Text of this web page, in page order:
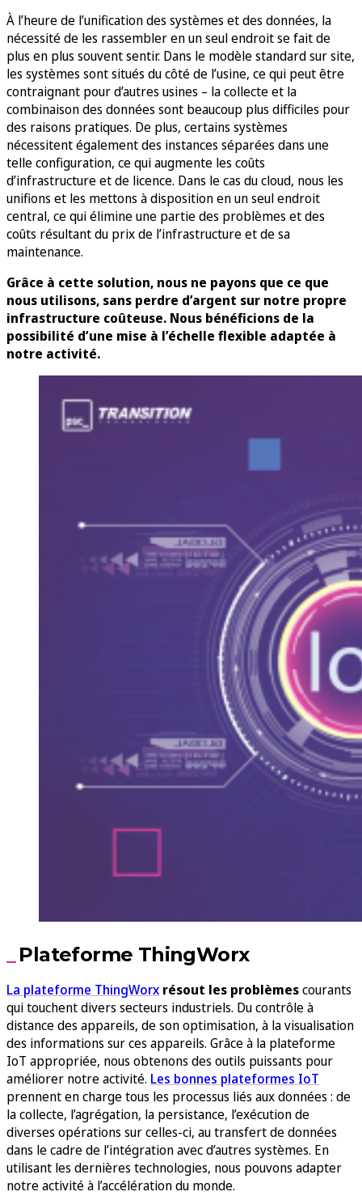
À l’heure de l’unification des systèmes et des données, la
nécessité de les rassembler en un seul endroit se fait de
plus en plus souvent sentir. Dans le modèle standard sur site,
les systèmes sont situés du côté de l’usine, ce qui peut être
contraignant pour d’autres usines – la collecte et la
combinaison des données sont beaucoup plus difficiles pour
des raisons pratiques. De plus, certains systèmes
nécessitent également des instances séparées dans une
telle configuration, ce qui augmente les coûts
d’infrastructure et de licence. Dans le cas du cloud, nous les
unifions et les mettons à disposition en un seul endroit
central, ce qui élimine une partie des problèmes et des
coûts résultant du prix de l’infrastructure et de sa
maintenance.
Grâce à cette solution, nous ne payons que ce que
nous utilisons, sans perdre d’argent sur notre propre
infrastructure coûteuse. Nous bénéficions de la
possibilité d’une mise à l’échelle flexible adaptée à
notre activité.
Plateforme ThingWorx
La plateforme ThingWorx résout les problèmescourants
qui touchent divers secteurs industriels. Du contrôle à
distance des appareils, de son optimisation, à la visualisation
des informations sur ces appareils. Grâce à la plateforme
IoT appropriée, nous obtenons des outils puissants pour
améliorer notre activité. Les bonnes plateformes IoT
prennent en charge tous les processus liés aux données : de
la collecte, l’agrégation, la persistance, l’exécution de
diverses opérations sur celles-ci, au transfert de données
dans le cadre de l’intégration avec d’autres systèmes. En
utilisant les dernières technologies, nous pouvons adapter
notre activité à l’accélération du monde.